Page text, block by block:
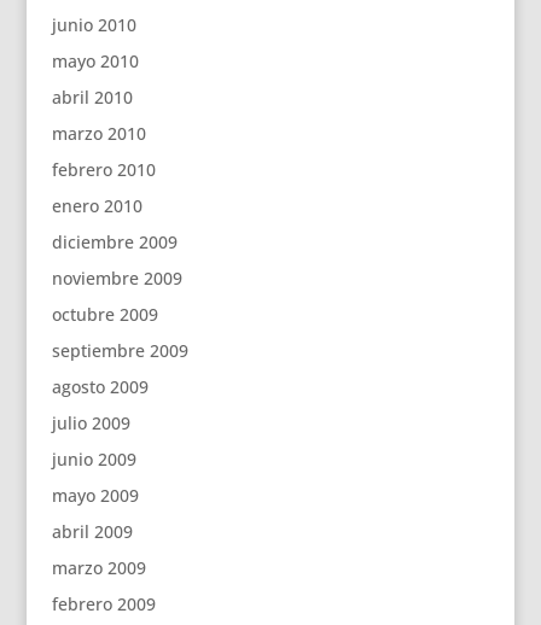
junio 2010
mayo 2010
abril 2010
marzo 2010
febrero 2010
enero 2010
diciembre 2009
noviembre 2009
octubre 2009
septiembre 2009
agosto 2009
julio 2009
junio 2009
mayo 2009
abril 2009
marzo 2009
febrero 2009